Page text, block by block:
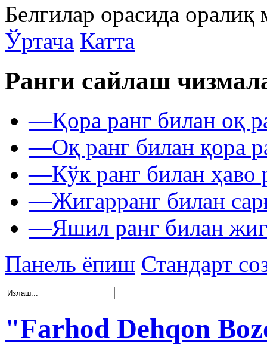
Белгилар орасида
Ўртача Катта
Ранги сайлаш
—Қора ранг билан оқ
—Оқ ранг билан қора
—Кўк ранг билан ҳаво
—Жигарранг билан
—Яшил ранг билан
Панель ёпиш Стандарт
"Farhod Dehqon